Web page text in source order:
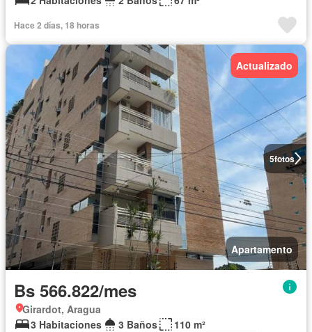
Hace 2 días, 18 horas
5fotos
Actualizado
Apartamento
Bs 566.822/mes
Girardot, Aragua
3 Habitaciones
3 Baños
110 m²